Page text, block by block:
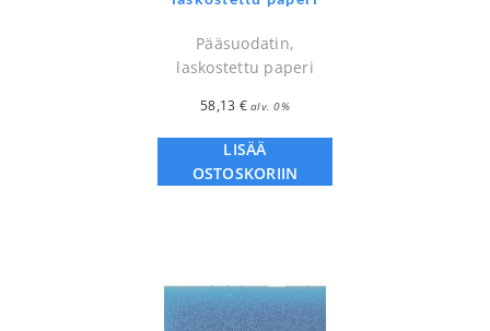
Pääsuodatin,
laskostettu paperi
58,13 € alv. 0%
LISÄÄ
OSTOSKORIIN